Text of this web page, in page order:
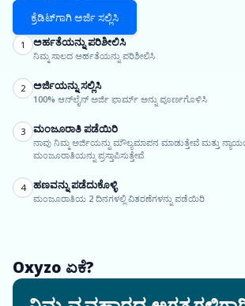
ಕ್ರೆಡಿಟ್‌ಗಾಗಿ ಅರ್ಜಿ ಸಲ್ಲಿಸಿ
1 ಅರ್ಹತೆಯನ್ನು ಪರಿಶೀಲಿಸಿ
ನಿಮ್ಮ ಸಾಲದ ಅರ್ಹತೆಯನ್ನು ಪರಿಶೀಲಿಸಿ
2 ಅರ್ಜಿಯನ್ನು ಸಲ್ಲಿಸಿ
100% ಆನ್‌ಲೈನ್ ಅರ್ಜಿ ಫಾರ್ಮ್ ಅನ್ನು ಪೂರ್ಣಗೊಳಿಸಿ
3 ಮಂಜೂರಾತಿ ಪಡೆಯಿರಿ
ನಾವು ನಿಮ್ಮ ಅರ್ಜಿಯನ್ನು ಮೌಲ್ಯಮಾಪನ ಮಾಡುತ್ತೇವೆ ಮತ್ತು
ಮಂಜೂರಾತಿಯನ್ನು ಪ್ರಸ್ತಾಪಿಸುತ್ತೇವೆ
4 ಹಣವನ್ನು ಪಡೆದುಕೊಳ್ಳಿ
ಮಂಜೂರಾತಿಯ 2 ದಿನಗಳಲ್ಲಿ ವಿತರಣೆಗಳನ್ನು ಪಡೆಯಿರಿ
Oxyzo ಏಕೆ?